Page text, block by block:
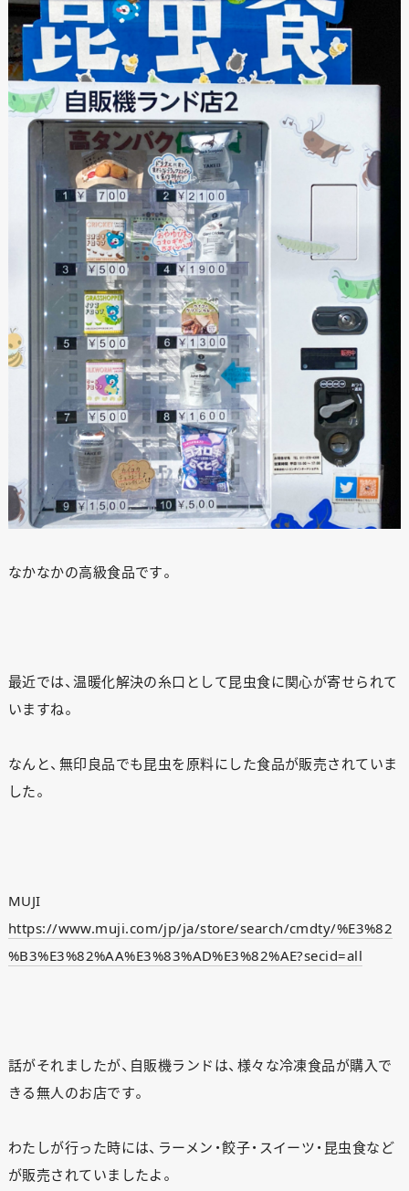
なかなかの高級食品です。
最近では、温暖化解決の糸口として昆虫食に関心が寄せられて
いますね。
なんと、無印良品でも昆虫を原料にした食品が販売されていま
した。
MUJI
https://www.muji.com/jp/ja/store/search/cmdty/%E3%82
%B3%E3%82%AA%E3%83%AD%E3%82%AE?secid=all
話がそれましたが、自販機ランドは、様々な冷凍食品が購入で
きる無人のお店です。
わたしが行った時には、ラーメン・餃子・スイーツ・昆虫食など
が販売されていましたよ。